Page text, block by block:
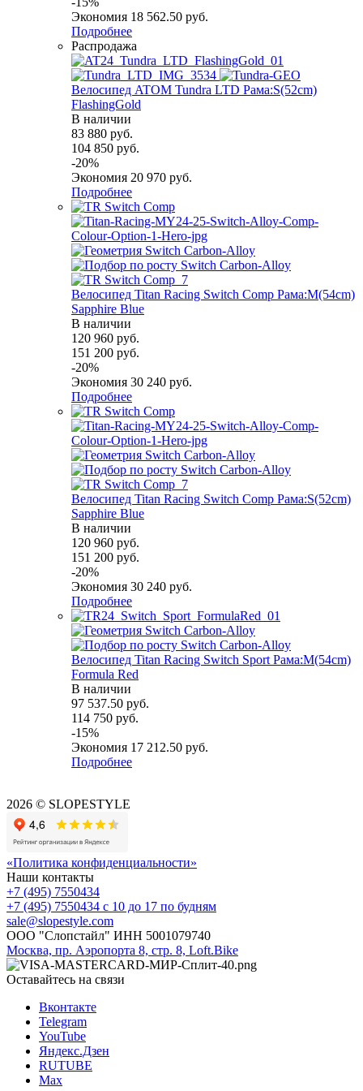
Экономия 18 562.50 руб.
Подробнее
Распродажа
Велосипед ATOM Tundra LTD Рама:S(52cm)
FlashingGold
В наличии
83 880 руб.
104 850 руб.
-20%
Экономия 20 970 руб.
Подробнее
Велосипед Titan Racing Switch Comp Рама:M(54cm)
Sapphire Blue
В наличии
120 960 руб.
151 200 руб.
-20%
Экономия 30 240 руб.
Подробнее
Велосипед Titan Racing Switch Comp Рама:S(52cm)
Sapphire Blue
В наличии
120 960 руб.
151 200 руб.
-20%
Экономия 30 240 руб.
Подробнее
Велосипед Titan Racing Switch Sport Рама:M(54cm)
Formula Red
В наличии
97 537.50 руб.
114 750 руб.
-15%
Экономия 17 212.50 руб.
Подробнее
2026 © SLOPESTYLE
«Политика конфиденциальности»
Наши контакты
+7 (495) 7550434
+7 (495) 7550434 с 10 до 17 по будням
sale@slopestyle.com
ООО "Слопстайл" ИНН 5001079740
Москва, пр. Аэропорта 8, стр. 8, Loft.Bike
Оставайтесь на связи
Вконтакте
Telegram
YouTube
Яндекс.Дзен
RUTUBE
Max